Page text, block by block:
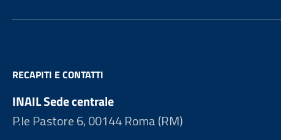
RECAPITI E CONTATTI
INAIL Sede centrale
P.le Pastore 6, 00144 Roma (RM)